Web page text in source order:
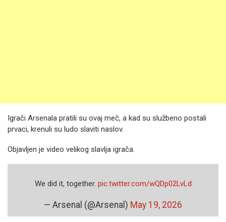
Igrači Arsenala pratili su ovaj meč, a kad su službeno postali
prvaci, krenuli su ludo slaviti naslov.
Objavljen je video velikog slavlja igrača.
We did it, together. pic.twitter.com/wQDp02LvLd
— Arsenal (@Arsenal) May 19, 2026